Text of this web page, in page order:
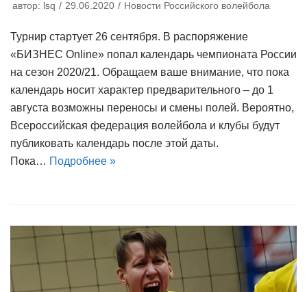
автор: lsq 29.06.2020 Новости Российского волейбола
Турнир стартует 26 сентября. В распоряжение
«БИЗНЕС Online» попал календарь чемпионата России
на сезон 2020/21. Обращаем ваше внимание, что пока
календарь носит характер предварительного – до 1
августа возможны переносы и смены полей. Вероятно,
Всероссийская федерация волейбола и клубы будут
публиковать календарь после этой даты.
Пока… Подробнее »